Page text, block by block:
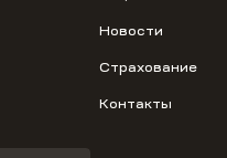
Новости
Страхование
Контакты